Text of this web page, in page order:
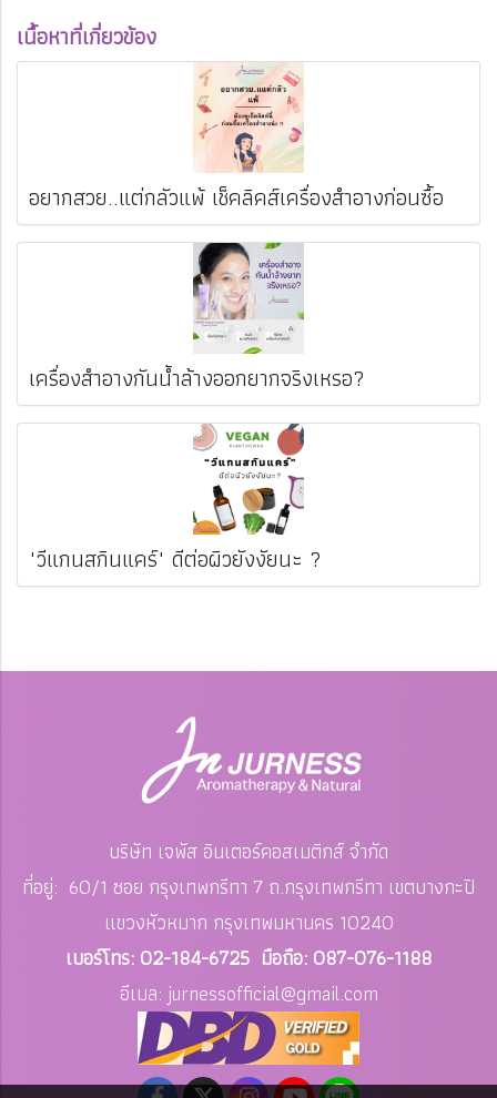
เนื้อหาที่เกี่ยวข้อง
อยากสวย..แต่กลัวแพ้ เช็คลิคส์เครื่องสำอางก่อนซื้อ
เครื่องสำอางกันน้ำล้างออกยากจริงเหรอ?
"วีแกนสกินแคร์" ดีต่อผิวยังงัยนะ ?
บริษัท เจพัส อินเตอร์คอสเมติกส์ จำกัด
ที่อยู่: 60/1 ซอย กรุงเทพกรีทา 7 ถ.กรุงเทพกรีทา เขตบางกะปิ
แขวงหัวหมาก กรุงเทพมหานคร 10240
เบอร์โทร: 02-184-6725 มือถือ: 087-076-1188
อีเมล: jurnessofficial@gmail.com